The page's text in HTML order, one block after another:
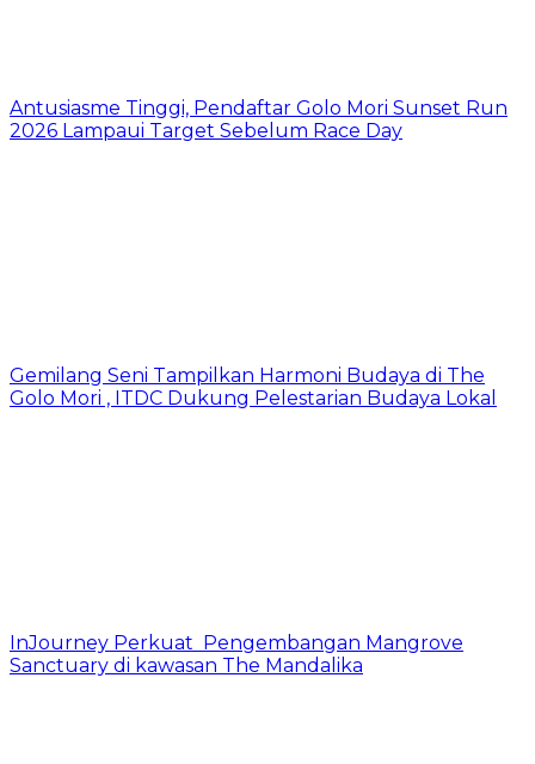
Antusiasme Tinggi, Pendaftar Golo Mori Sunset Run
2026 Lampaui Target Sebelum Race Day
Gemilang Seni Tampilkan Harmoni Budaya di The
Golo Mori , ITDC Dukung Pelestarian Budaya Lokal
InJourney Perkuat Pengembangan Mangrove
Sanctuary di kawasan The Mandalika